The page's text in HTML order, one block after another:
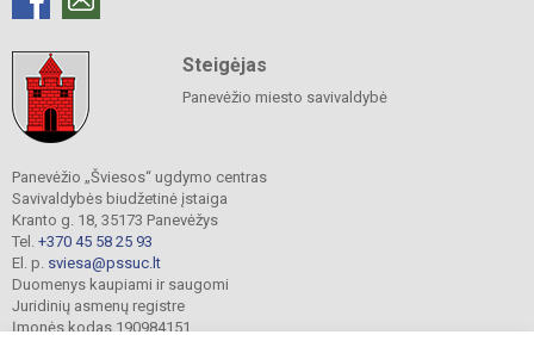
Steigėjas
Panevėžio miesto savivaldybė
Panevėžio „Šviesos“ ugdymo centras
Savivaldybės biudžetinė įstaiga
Kranto g. 18, 35173 Panevėžys
Tel. +370 45 58 25 93
El. p. sviesa@pssuc.lt
Duomenys kaupiami ir saugomi
Juridinių asmenų registre
Įmonės kodas 190984151